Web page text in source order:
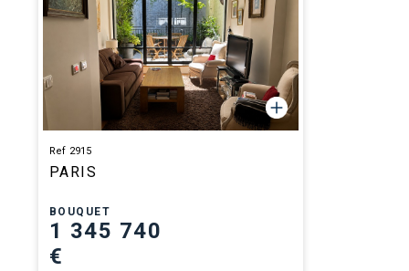
Ref 2915
PARIS
BOUQUET
1 345 740
€